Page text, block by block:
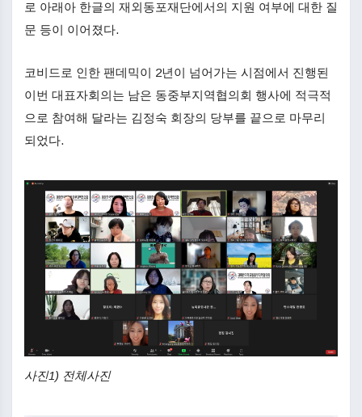
로 아래아 한글의 재외동포재단에서의 지원 여부에 대한 질
문 등이 이어졌다.
코비드로 인한 팬데믹이 2년이 넘어가는 시점에서 진행된
이번 대표자회의는 남은 동중부지역협의회 행사에 적극적
으로 참여해 달라는 김정숙 회장의 당부를 끝으로 마무리
되었다.
사진1) 전체사진